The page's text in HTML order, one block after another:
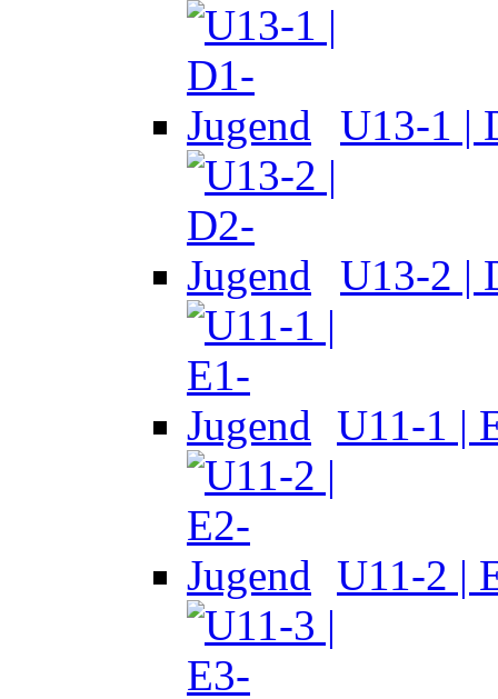
U13-1 |
U13-2 |
U11-1 |
U11-2 |